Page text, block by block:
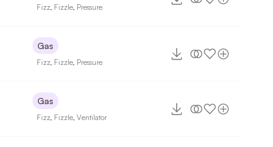
Fizz Fizzle Pressure
Gas
Fizz Fizzle Pressure
Gas
Fizz Fizzle ,Ventilator